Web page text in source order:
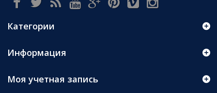
Категории
Информация
Моя учетная запись